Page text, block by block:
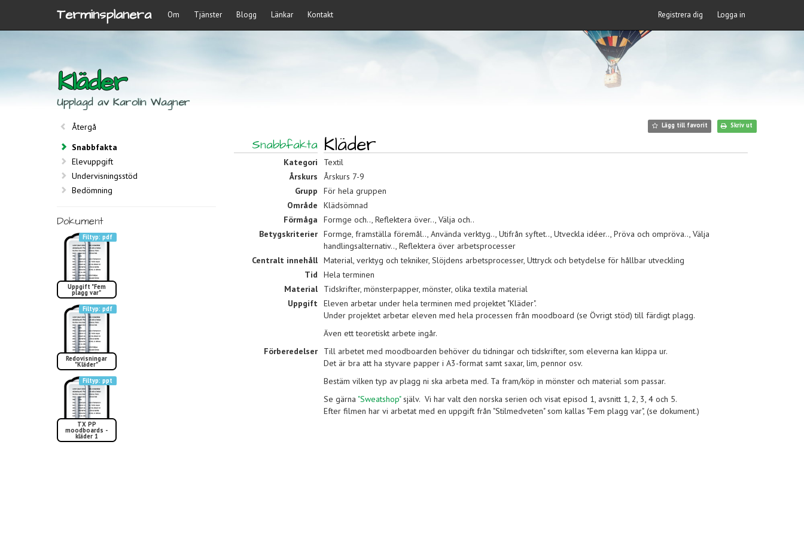
Terminsplanera Om Tjänster Blogg Länkar Kontakt Registrera dig Logga in
Kläder
Upplagd av Karolin Wagner
Återgå
Snabbfakta
Elevuppgift
Undervisningsstöd
Bedömning
Dokument
pdf
Uppgift "Fem
plagg var"
pdf
Redovisningar
"Kläder"
ppt
TX PP
moodboards -
kläder 1
Lägg till favorit Skriv ut
Snabbfakta Kläder
Kategori
Textil
Årskurs
Årskurs 7-9
Grupp
För hela gruppen
Område
Klädsömnad
Förmåga
Formge och.., Reflektera över.., Välja och..
Betygskriterier Formge, framställa föremål.., Använda verktyg.., Utifrån syftet.., Utveckla idéer.., Pröva och ompröva.., Välja
handlingsalternativ.., Reflektera över arbetsprocesser
Centralt innehåll Material, verktyg och tekniker, Slöjdens arbetsprocesser, Uttryck och betydelse för hållbar utveckling
Tid
Hela terminen
Material
Tidskrifter, mönsterpapper, mönster, olika textila material
Uppgift
Eleven arbetar under hela terminen med projektet "Kläder".
Under projektet arbetar eleven med hela processen från moodboard (se Övrigt stöd) till färdigt plagg.
Även ett teoretiskt arbete ingår.
Förberedelser
Till arbetet med moodboarden behöver du tidningar och tidskrifter, som eleverna kan klippa ur.
Det är bra att ha styvare papper i A3-format samt saxar, lim, pennor osv.
Bestäm vilken typ av plagg ni ska arbeta med. Ta fram/köp in mönster och material som passar.
Se gärna "Sweatshop"själv. Vi har valt den norska serien och visat episod 1, avsnitt 1, 2, 3, 4 och 5.
Efter filmen har vi arbetat med en uppgift från "Stilmedveten" som kallas "Fem plagg var", (se dokument.)